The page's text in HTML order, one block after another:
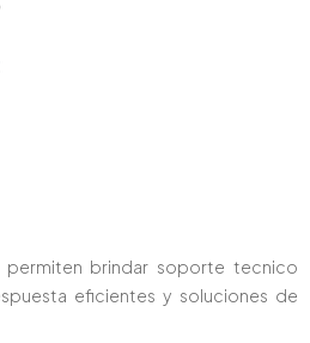
permiten brindar soporte tecnico
eficientes y soluciones de